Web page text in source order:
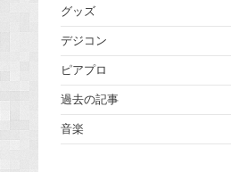
グッズ
デジコン
ピアプロ
過去の記事
音楽